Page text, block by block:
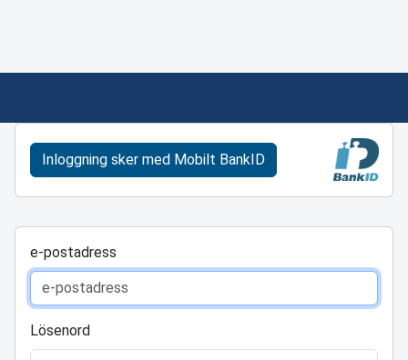
Inloggning sker med Mobilt BankID
e-postadress
Lösenord